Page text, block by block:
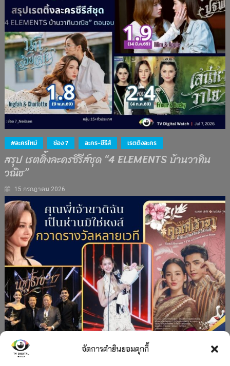
จัดการคำยินยอมคุกกี้
#ละครใหม่ ช่อง 7 ละคร-ซีรีส์ เรตติงละคร
สรุป เรตติ้งละครซีรีส์ชุด “4 ELEMENTS บ้านวาทิน
วณิช”
15 กรกฎาคม 2026